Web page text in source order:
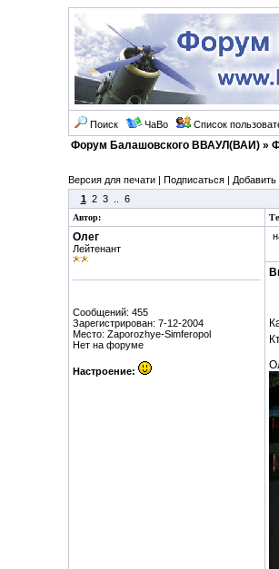
Поиск ЧаВо Список
Форум Балашовского ВВАУЛ(ВАИ)»
Версия для печати| Подписаться| Добавить
1 2 3.. 6
Автор:
Олег
Лейтенант
Сообщений: 455
Зарегистрирован: 7-12-2004
Место: Zaporozhye-Simferopol
Нет на форуме
Настроение: